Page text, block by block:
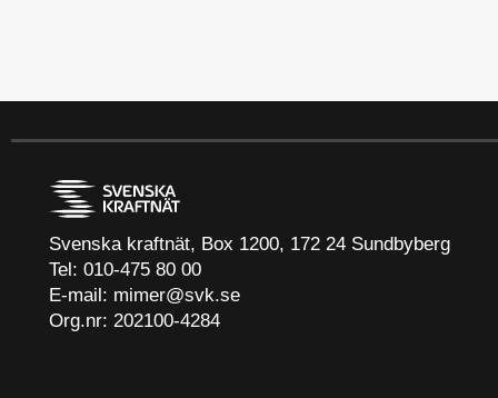
Svenska kraftnät, Box 1200, 172 24 Sundbyberg
Tel: 010-475 80 00
E-mail: mimer@svk.se
Org.nr: 202100-4284